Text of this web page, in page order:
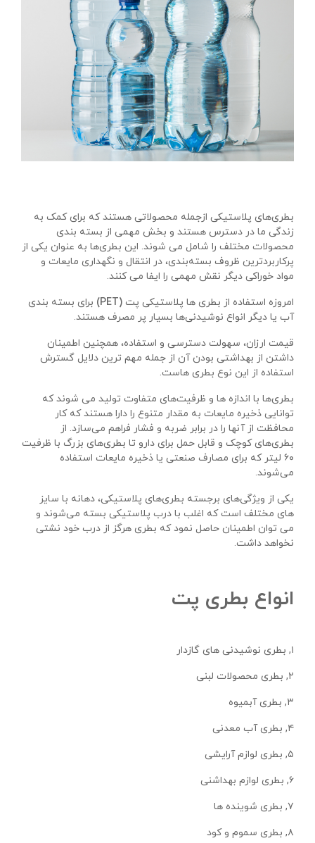
بطری‌های پلاستیکی از‌جمله محصولاتی هستند که برای کمک به
زندگی ما در دسترس هستند و بخش مهمی از بسته‌ بندی
محصولات مختلف را شامل می شوند. این بطری‌ها به‌ عنوان یکی از
پرکاربردترین ظروف بسته‌بندی، در انتقال و نگهداری مایعات و
مواد خوراکی دیگر نقش مهمی را ایفا می کنند.
امروزه استفاده از بطری ها پلاستیکی پت (PET)
برای بسته‌ بندی
آب یا دیگر انواع نوشیدنی‌ها بسیار پر مصرف هستند.
قیمت ارزان، سهولت دسترسی و استفاده، همچنین اطمینان
داشتن از بهداشتی‌ بودن آن از جمله مهم‌ ترین دلایل گسترش
استفاده از این نوع بطری هاست.
بطری‌ها با اندازه‌ ها و ظرفیت‌های متفاوت تولید می شوند که
توانایی ذخیره مایعات به مقدار متنوع را دارا هستند که کار
محافظت از آنها را در برابر ضربه و فشار فراهم می‌سازد. از
بطری‌های کوچک و قابل حمل برای دارو تا بطری‌های بزرگ با ظرفیت
۶۰ لیتر که برای مصارف صنعتی یا ذخیره مایعات استفاده
می‌شوند.
یکی از ویژگی‌های برجسته بطری‌های پلاستیکی، دهانه با سایز
های مختلف است که اغلب با درب پلاستیکی بسته می‌شوند و
می توان اطمینان حاصل نمود که بطری هرگز از درب خود نشتی
نخواهد داشت.
انواع بطری پت
۱, بطری نوشیدنی های گازدار
۲, بطری محصولات لبنی
۳, بطری آبمیوه
۴, بطری آب معدنی
۵, بطری لوازم آرایشی
۶, بطری لوازم بهداشنی
۷, بطری شوینده ها
۸, بطری سموم و کود